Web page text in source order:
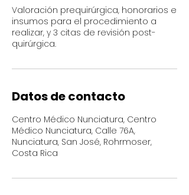
Valoración prequirúrgica, honorarios e
insumos para el procedimiento a
realizar, y 3 citas de revisión post-
quirúrgica.
Datos de contacto
Centro Médico Nunciatura, Centro
Médico Nunciatura, Calle 76A,
Nunciatura, San José, Rohrmoser,
Costa Rica